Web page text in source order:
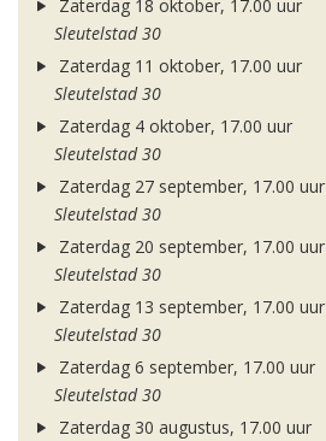
Zaterdag 18 oktober, 17.00 uur
Sleutelstad 30
Zaterdag 11 oktober, 17.00 uur
Sleutelstad 30
Zaterdag 4 oktober, 17.00 uur
Sleutelstad 30
Zaterdag 27 september, 17.00 uur
Sleutelstad 30
Zaterdag 20 september, 17.00 uur
Sleutelstad 30
Zaterdag 13 september, 17.00 uur
Sleutelstad 30
Zaterdag 6 september, 17.00 uur
Sleutelstad 30
Zaterdag 30 augustus, 17.00 uur